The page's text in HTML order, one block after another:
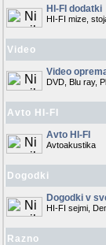
HI-FI dodatki
HI-FI mize,
Video
Video
DVD, Blu ray,
Avto HI-FI
Avto HI-FI
Avtoakustika
Dogodki
Dogodki v
HI-FI sejmi,
Razno